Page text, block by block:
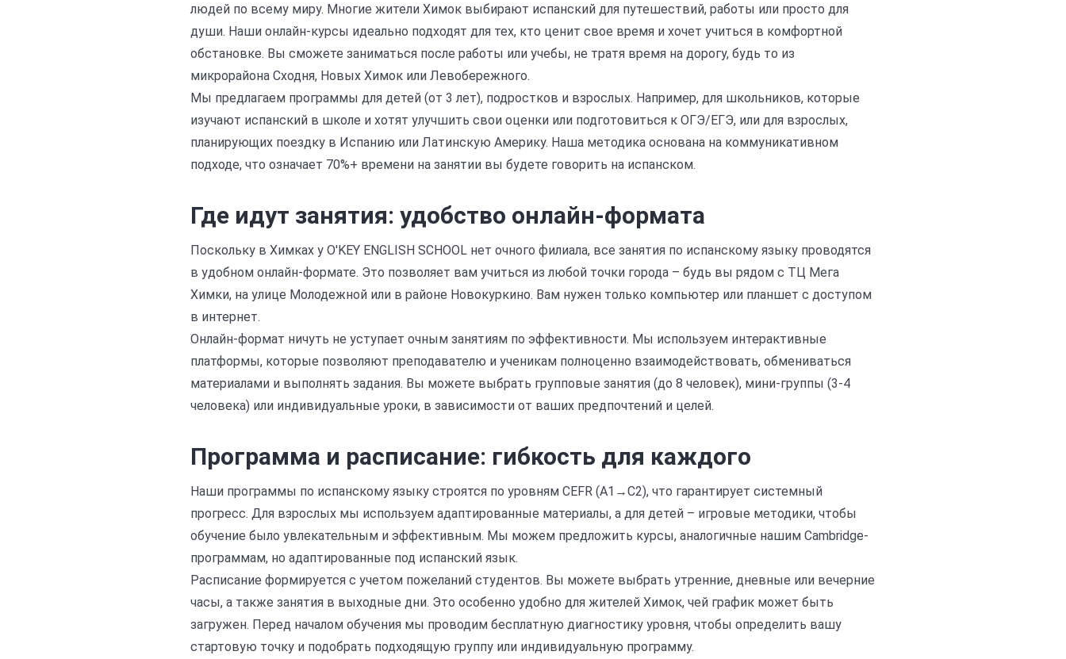
людей по всему миру. Многие жители Химок выбирают испанский для путешествий, работы или просто для
души. Наши онлайн-курсы идеально подходят для тех, кто ценит свое время и хочет учиться в комфортной
обстановке. Вы сможете заниматься после работы или учебы, не тратя время на дорогу, будь то из
микрорайона Сходня, Новых Химок или Левобережного.
Мы предлагаем программы для детей (от 3 лет), подростков и взрослых. Например, для школьников, которые
изучают испанский в школе и хотят улучшить свои оценки или подготовиться к ОГЭ/ЕГЭ, или для взрослых,
планирующих поездку в Испанию или Латинскую Америку. Наша методика основана на коммуникативном
подходе, что означает 70%+ времени на занятии вы будете говорить на испанском.
Где идут занятия: удобство онлайн-формата
Поскольку в Химках у O'KEY ENGLISH SCHOOL нет очного филиала, все занятия по испанскому языку проводятся
в удобном онлайн-формате. Это позволяет вам учиться из любой точки города – будь вы рядом с ТЦ Мега
Химки, на улице Молодежной или в районе Новокуркино. Вам нужен только компьютер или планшет с доступом
в интернет.
Онлайн-формат ничуть не уступает очным занятиям по эффективности. Мы используем интерактивные
платформы, которые позволяют преподавателю и ученикам полноценно взаимодействовать, обмениваться
материалами и выполнять задания. Вы можете выбрать групповые занятия (до 8 человек), мини-группы (3-4
человека) или индивидуальные уроки, в зависимости от ваших предпочтений и целей.
Программа и расписание: гибкость для каждого
Наши программы по испанскому языку строятся по уровням CEFR (A1→C2), что гарантирует системный
прогресс. Для взрослых мы используем адаптированные материалы, а для детей – игровые методики, чтобы
обучение было увлекательным и эффективным. Мы можем предложить курсы, аналогичные нашим Cambridge-
программам, но адаптированные под испанский язык.
Расписание формируется с учетом пожеланий студентов. Вы можете выбрать утренние, дневные или вечерние
часы, а также занятия в выходные дни. Это особенно удобно для жителей Химок, чей график может быть
загружен. Перед началом обучения мы проводим бесплатную диагностику уровня, чтобы определить вашу
стартовую точку и подобрать подходящую группу или индивидуальную программу.